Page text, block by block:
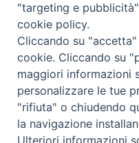
©2025
"targeting e
cookie policy.
Cliccando su
cookie. Cliccando su
maggiori informazioni
personalizzare le tue
"rifiuta" o chiudendo
la navigazione